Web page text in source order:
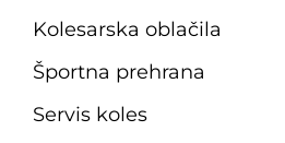
Kolesarska oblačila
Športna prehrana
Servis koles